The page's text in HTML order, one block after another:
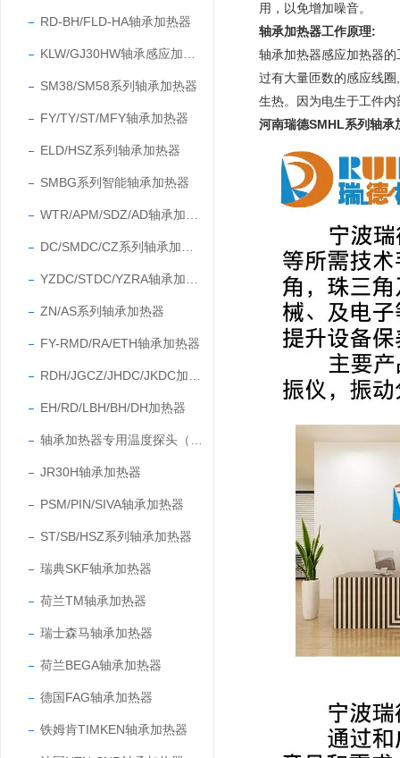
RD-BH/FLD-HA轴承加热器
SM38/SM58系列轴承加热器
FY/TY/ST/MFY轴承加热器
ELD/HSZ系列轴承加热器
SMBG系列智能轴承加热器
ZN/AS系列轴承加热器
FY-RMD/RA/ETH轴承加热器
EH/RD/LBH/BH/DH加热器
JR30H轴承加热器
PSM/PIN/SIVA轴承加热器
ST/SB/HSZ系列轴承加热器
瑞典SKF轴承加热器
荷兰TM轴承加热器
瑞士森马轴承加热器
荷兰BEGA轴承加热器
德国FAG轴承加热器
铁姆肯TIMKEN轴承加热器
用，以免增加噪音。
轴承加热器工作原理:
轴承加热器感应加热器
过有大量匝数的感应线
生热。因为电生于工件
河南瑞德SMHL系列轴